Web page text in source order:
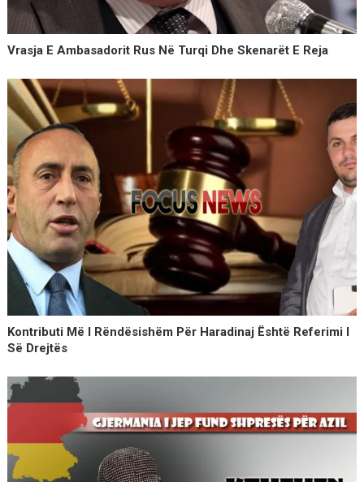
Vrasja E Ambasadorit Rus Në Turqi Dhe Skenarët E Reja
Kontributi Më I Rëndësishëm Për Haradinaj Është Referimi I
Së Drejtës